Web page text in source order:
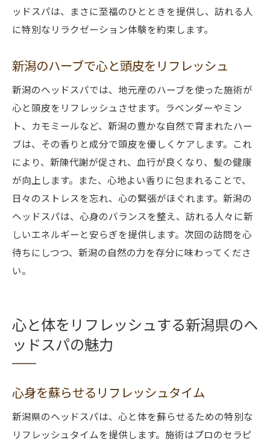
ッドスパは、まさに至福のひとときを提供し、訪れる人
に特別なリラクゼーション体験を約束します。
新潟のハーブで心と頭皮をリフレッシュ
新潟のヘッドスパでは、地元産のハーブを使った施術が
心と頭皮をリフレッシュさせます。ラベンダーやミン
ト、カモミールなど、新潟の豊かな自然で育まれたハー
ブは、その香りと成分で頭皮を優しくケアします。これ
により、新陳代謝が促され、血行が良くなり、髪の健康
が向上します。また、心地よい香りに包まれることで、
日々のストレスを忘れ、心の緊張がほぐれます。新潟の
ヘッドスパは、心身のバランスを整え、訪れる人々に新
しいエネルギーと安らぎを提供します。次回の訪問を心
待ちにしつつ、新潟の自然の力を存分に味わってくださ
い。
心と体をリフレッシュする新潟県のヘ
ッドスパの魅力
心身を蘇らせるリフレッシュタイム
新潟県のヘッドスパは、心と体を蘇らせるための特別な
リフレッシュタイムを提供します。施術はプロのセラピ